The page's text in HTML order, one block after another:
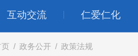
互动交流 仁爱仁化
/ 政务公开 / 政策法规